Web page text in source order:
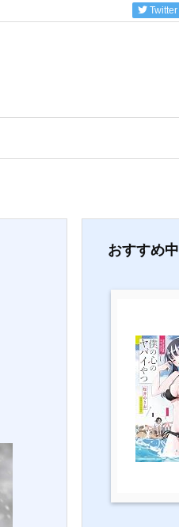
Twitter
おすすめ中